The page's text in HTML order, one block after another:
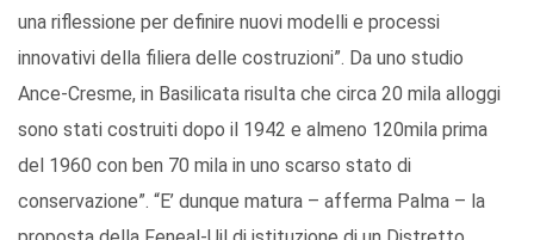
una riflessione per definire nuovi modelli e processi
innovativi della filiera delle costruzioni”. Da uno studio
Ance-Cresme, in Basilicata risulta che circa 20 mila alloggi
sono stati costruiti dopo il 1942 e almeno 120mila prima
del 1960 con ben 70 mila in uno scarso stato di
conservazione”. “E’ dunque matura – afferma Palma – la